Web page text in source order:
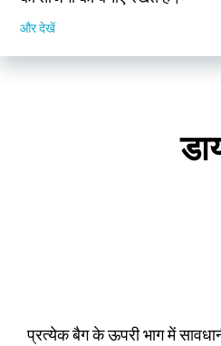
और देखें
प्रत्येक बैग के ऊपरी भाग में